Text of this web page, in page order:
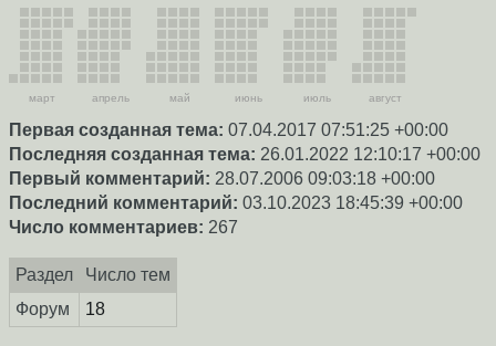
март апрель май июнь июль август
Первая созданная тема: 07.04.2017 07:51:25 +00:00
Последняя созданная тема: 26.01.2022 12:10:17 +00:00
Первый комментарий: 28.07.2006 09:03:18 +00:00
Последний комментарий: 03.10.2023 18:45:39 +00:00
Число комментариев: 267
Раздел
Число тем
Форум
18